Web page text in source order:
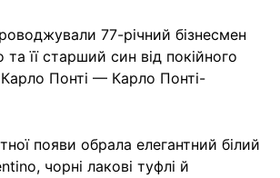
77-річний бізнесмен
її старший син від покійного
Понті — Карло Понті-
появи обрала елегантний білий
чорні лакові туфлі й